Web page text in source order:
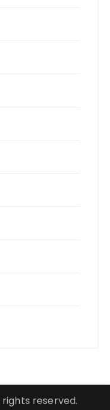
reserved.